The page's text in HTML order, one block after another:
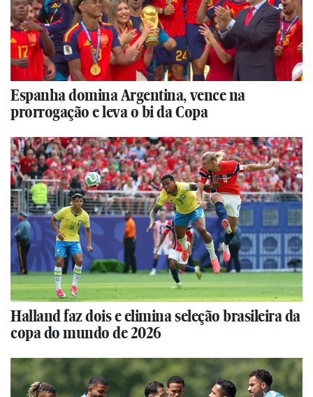
Espanha domina Argentina, vence na
prorrogação e leva o bi da Copa
Halland faz dois e elimina seleção brasileira da
copa do mundo de 2026